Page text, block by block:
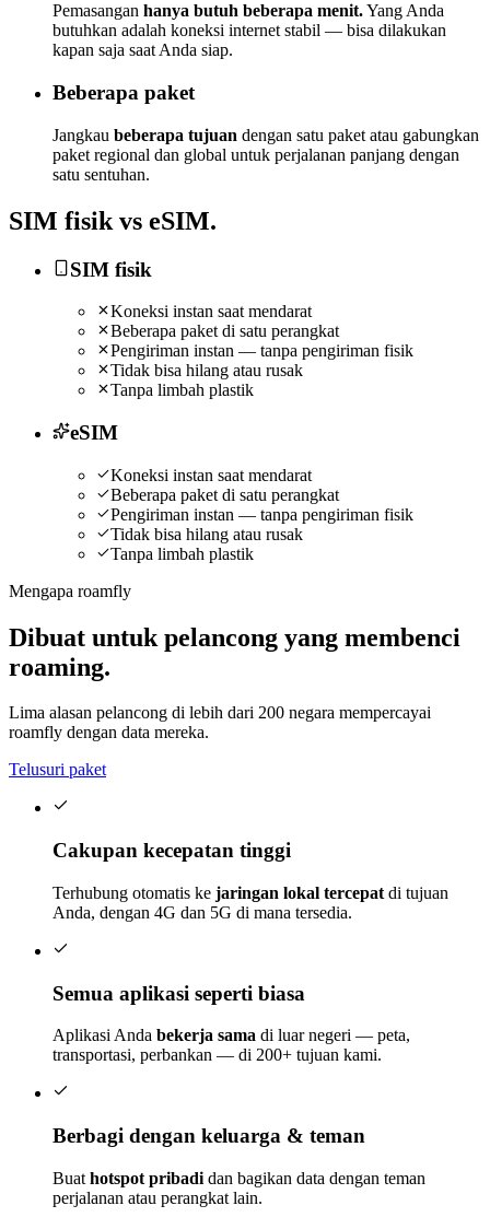
Pemasangan hanya butuh beberapa menit.Yang Anda
butuhkan adalah koneksi internet stabil — bisa dilakukan
kapan saja saat Anda siap.
Beberapa paket
Jangkau beberapa tujuan dengan satu paket atau gabungkan
paket regional dan global untuk perjalanan panjang dengan
satu sentuhan.
SIM fisik vs eSIM.
SIM fisik
Koneksi instan saat mendarat
Beberapa paket di satu perangkat
Pengiriman instan — tanpa pengiriman fisik
Tidak bisa hilang atau rusak
Tanpa limbah plastik
eSIM
Koneksi instan saat mendarat
Beberapa paket di satu perangkat
Pengiriman instan — tanpa pengiriman fisik
Tidak bisa hilang atau rusak
Tanpa limbah plastik
Mengapa roamfly
Dibuat untuk pelancong yang membenci
roaming.
Lima alasan pelancong di lebih dari 200 negara mempercayai
roamfly dengan data mereka.
Telusuri paket
Cakupan kecepatan tinggi
Terhubung otomatis ke jaringan lokal tercepat di tujuan
Anda, dengan 4G dan 5G di mana tersedia.
Semua aplikasi seperti biasa
Aplikasi Anda bekerja sama di luar negeri — peta,
transportasi, perbankan — di 200+ tujuan kami.
Berbagi dengan keluarga & teman
Buat hotspot pribadi dan bagikan data dengan teman
perjalanan atau perangkat lain.